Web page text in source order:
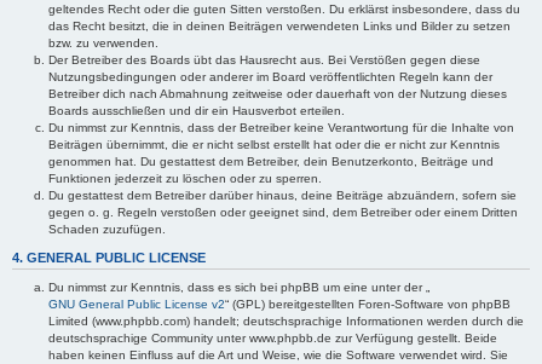
geltendes Recht oder die guten Sitten verstoßen. Du erklärst insbesondere, dass du
das Recht besitzt, die in deinen Beiträgen verwendeten Links und Bilder zu setzen
bzw. zu verwenden.
Der Betreiber des Boards übt das Hausrecht aus. Bei Verstößen gegen diese
Nutzungsbedingungen oder anderer im Board veröffentlichten Regeln kann der
Betreiber dich nach Abmahnung zeitweise oder dauerhaft von der Nutzung dieses
Boards ausschließen und dir ein Hausverbot erteilen.
Du nimmst zur Kenntnis, dass der Betreiber keine Verantwortung für die Inhalte von
Beiträgen übernimmt, die er nicht selbst erstellt hat oder die er nicht zur Kenntnis
genommen hat. Du gestattest dem Betreiber, dein Benutzerkonto, Beiträge und
Funktionen jederzeit zu löschen oder zu sperren.
Du gestattest dem Betreiber darüber hinaus, deine Beiträge abzuändern, sofern sie
gegen o. g. Regeln verstoßen oder geeignet sind, dem Betreiber oder einem Dritten
Schaden zuzufügen.
4. GENERAL PUBLIC LICENSE
Du nimmst zur Kenntnis, dass es sich bei phpBB um eine unter der „
GNU General Public License v2“ (GPL) bereitgestellten Foren-Software von phpBB
Limited (www.phpbb.com) handelt; deutschsprachige Informationen werden durch die
deutschsprachige Community unter www.phpbb.de zur Verfügung gestellt. Beide
haben keinen Einfluss auf die Art und Weise, wie die Software verwendet wird. Sie